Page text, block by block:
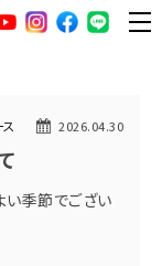
YouTubeInstagramfacebook
LINE
2026.04.30
ス
い季節でござい